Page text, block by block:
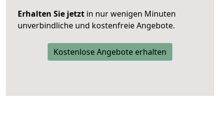
Erhalten Sie jetzt in nur wenigen Minuten
unverbindliche und kostenfreie Angebote.
Kostenlose Angebote erhalten